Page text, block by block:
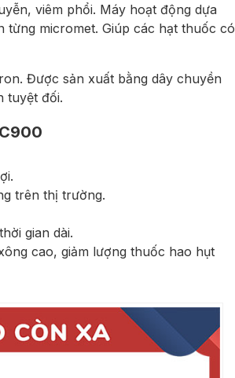
viêm phổi. Máy hoạt động dựa
micromet. Giúp các hạt thuốc có
Được sản xuất bằng dây chuyền
tuyệt đối.
trên thị trường.
gian dài.
cao, giảm lượng thuốc hao hụt